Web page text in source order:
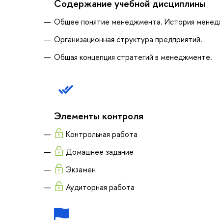
Содержание учебной дисциплины
Общее понятие менеджмента. История
Организационная структура предприятий.
Общая концепция стратегий в менеджменте.
Элементы контроля
Контрольная работа
Домашнее задание
Экзамен
Аудиторная работа